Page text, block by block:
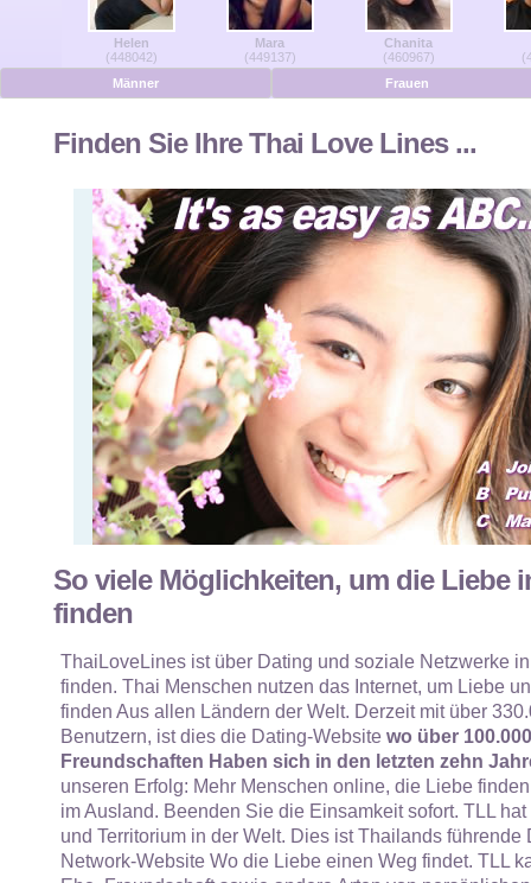
Deutsche
Spanisch
Helen
(448042)
Mara
(449137)
Chanita
(460967)
Männer
Frauen
Finden Sie Ihre Thai Love Lines ...
So viele Möglichkeiten, um die Liebe
finden
ThaiLoveLines ist über Dating und soziale Netzwerke
finden. Thai Menschen nutzen das Internet, um Liebe
finden Aus allen Ländern der Welt. Derzeit mit über
Benutzern, ist dies die Dating-Website wo über
Freundschaften Haben sich in den letzten zehn
unseren Erfolg: Mehr Menschen online, die Liebe
im Ausland. Beenden Sie die Einsamkeit sofort. TLL
und Territorium in der Welt. Dies ist Thailands führende
Network-Website Wo die Liebe einen Weg findet. TLL